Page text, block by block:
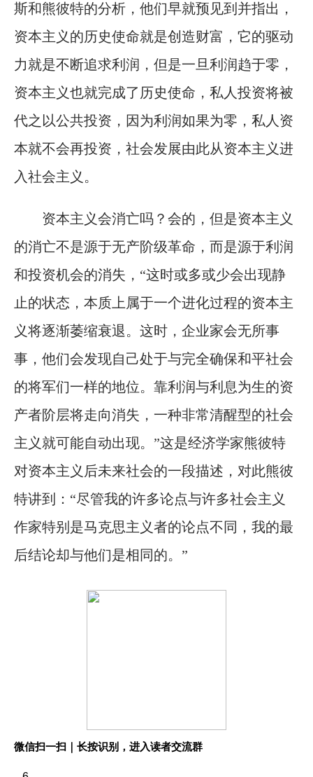
斯和熊彼特的分析，他们早就预见到并指出，
资本主义的历史使命就是创造财富，它的驱动
力就是不断追求利润，但是一旦利润趋于零，
资本主义也就完成了历史使命，私人投资将被
代之以公共投资，因为利润如果为零，私人资
本就不会再投资，社会发展由此从资本主义进
入社会主义。
资本主义会消亡吗？会的，但是资本主义
的消亡不是源于无产阶级革命，而是源于利润
和投资机会的消失，“这时或多或少会出现静
止的状态，本质上属于一个进化过程的资本主
义将逐渐萎缩衰退。这时，企业家会无所事
事，他们会发现自己处于与完全确保和平社会
的将军们一样的地位。靠利润与利息为生的资
产者阶层将走向消失，一种非常清醒型的社会
主义就可能自动出现。”这是经济学家熊彼特
对资本主义后未来社会的一段描述，对此熊彼
特讲到：“尽管我的许多论点与许多社会主义
作家特别是马克思主义者的论点不同，我的最
后结论却与他们是相同的。”
微信扫一扫｜长按识别，进入读者交流群